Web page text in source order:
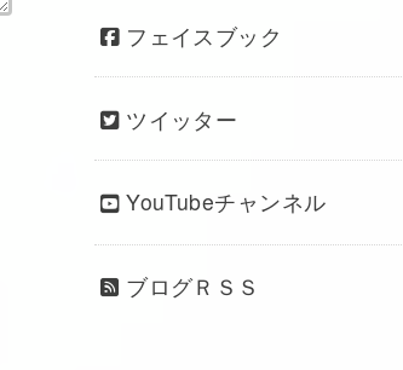
フェイスブック
ツイッター
YouTubeチャンネル
ブログＲＳＳ